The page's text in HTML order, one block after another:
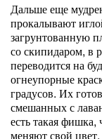
Дальше еще
прокалывают
загрунтованную
со скипидаром, в
переводится на
огнеупорные
градусов. Их
смешанных с
есть такая
меняют свой